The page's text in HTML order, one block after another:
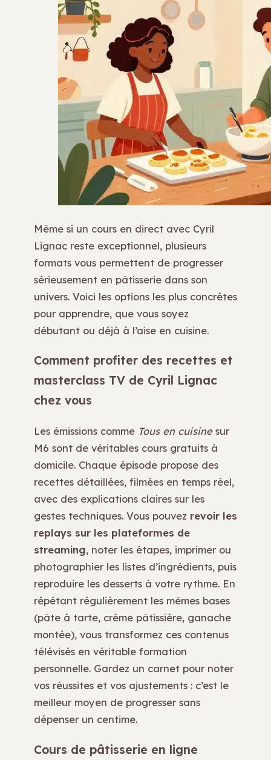
Même si un cours en direct avec Cyril
Lignac reste exceptionnel, plusieurs
formats vous permettent de progresser
sérieusement en pâtisserie dans son
univers. Voici les options les plus concrètes
pour apprendre, que vous soyez
débutant ou déjà à l’aise en cuisine.
Comment profiter des recettes et
masterclass TV de Cyril Lignac
chez vous
Les émissions comme Tous en cuisinesur
M6 sont de véritables cours gratuits à
domicile. Chaque épisode propose des
recettes détaillées, filmées en temps réel,
avec des explications claires sur les
gestes techniques. Vous pouvez revoir les
replays sur les plateformes de
streaming, noter les étapes, imprimer ou
photographier les listes d’ingrédients, puis
reproduire les desserts à votre rythme. En
répétant régulièrement les mêmes bases
(pâte à tarte, crème pâtissière, ganache
montée), vous transformez ces contenus
télévisés en véritable formation
personnelle. Gardez un carnet pour noter
vos réussites et vos ajustements : c’est le
meilleur moyen de progresser sans
dépenser un centime.
Cours de pâtisserie en ligne